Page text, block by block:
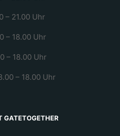
– 21.00 Uhr
– 18.00 Uhr
– 18.00 Uhr
– 18.00 Uhr
GATETOGETHER